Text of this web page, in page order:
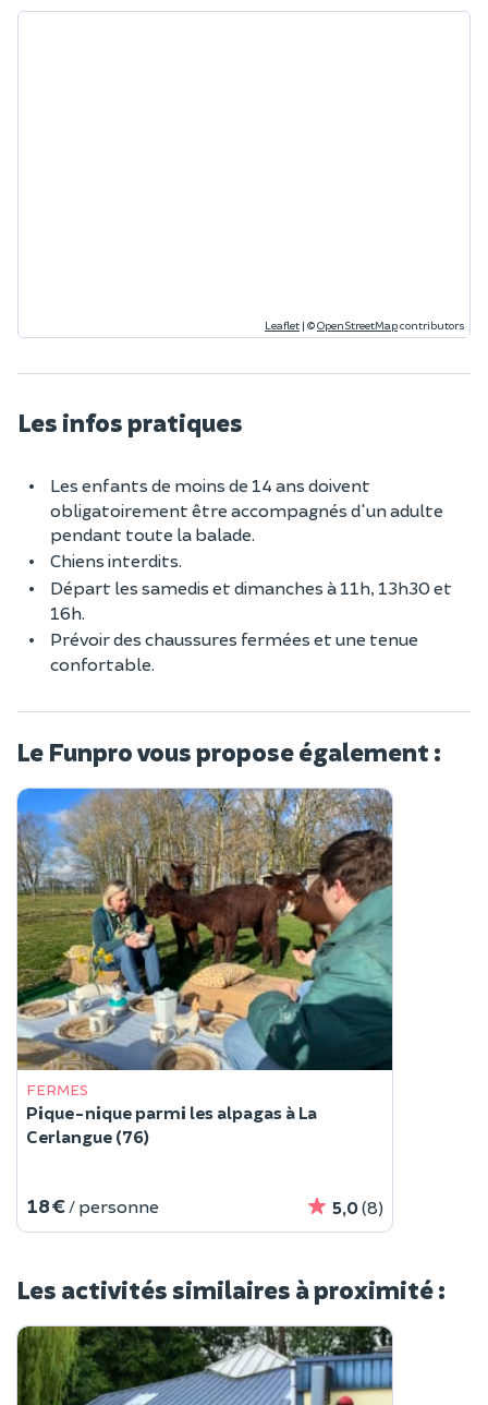
Leaflet | ©OpenStreetMapcontributors
Les infos pratiques
Les enfants de moins de 14 ans doivent
obligatoirement être accompagnés d'un adulte
pendant toute la balade.
Chiens interdits.
Départ les samedis et dimanches à 11h, 13h30 et
16h.
Prévoir des chaussures fermées et une tenue
confortable.
Le Funpro vous propose également :
FERMES
Pique-nique parmi les alpagas à La
Cerlangue (76)
18 € / personne 5,0(8)
Les activités similaires à proximité :